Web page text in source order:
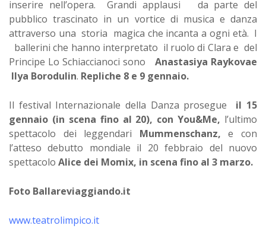
inserire nell’opera. Grandi applausi da parte del
pubblico trascinato in un vortice di musica e danza
attraverso una storia magica che incanta a ogni età. I
ballerini che hanno interpretato il ruolo di Clara e del
Principe Lo Schiaccianoci sono Anastasiya Raykovae
Ilya Borodulin. Repliche 8 e 9 gennaio.
Il festival Internazionale della Danza prosegue il 15
gennaio (in scena fino al 20), con You&Me, l’ultimo
spettacolo dei leggendari Mummenschanz, e con
l’atteso debutto mondiale il 20 febbraio del nuovo
spettacolo Alice dei Momix, in scena fino al 3 marzo.
Foto Ballareviaggiando.it
www.teatrolimpico.it